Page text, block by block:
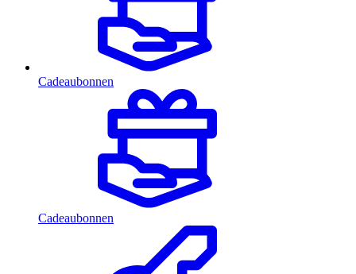
Cadeaubonnen
Cadeaubonnen